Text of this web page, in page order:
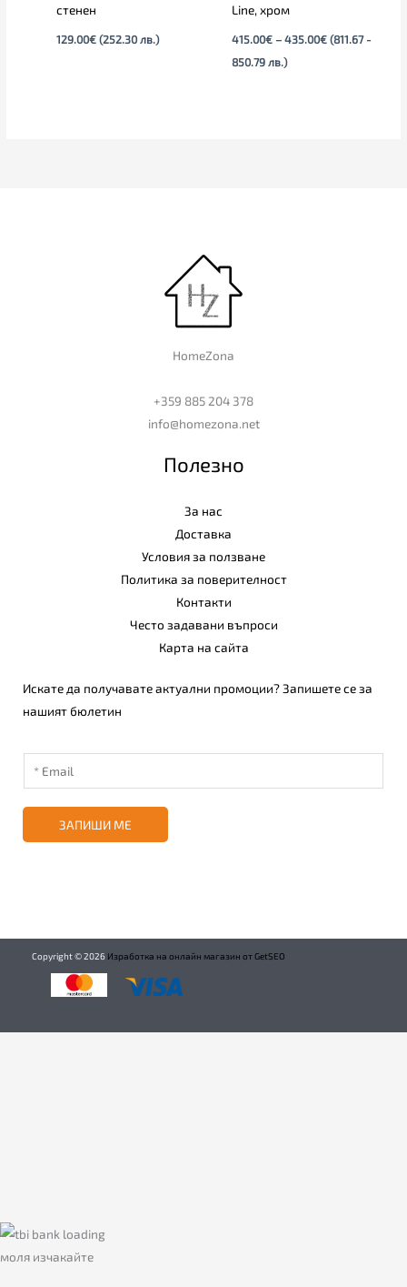
стенен
129.00€ (252.30 лв.)
Line, хром
415.00€ – 435.00€ (811.67 -
850.79 лв.)
HomeZona
+359 885 204 378
info@homezona.net
Полезно
За нас
Доставка
Условия за ползване
Политика за поверителност
Контакти
Често задавани въпроси
Карта на сайта
Искате да получавате актуални промоции? Запишете се за
нашият бюлетин
ЗАПИШИ МЕ
Copyright ©2026 Изработка на онлайн магазин от GetSEO
моля изчакайте